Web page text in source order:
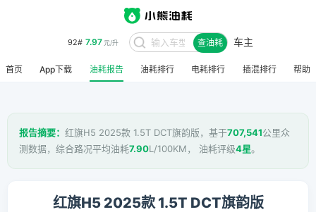
92# 7.97元/升 查油耗 车主
首页 App下载 油耗报告 油耗排行 电耗排行 插混排行 帮助
报告摘要： 红旗H5 2025款 1.5T DCT旗韵版，基于707,541公里众
测数据，综合路况平均油耗7.90L/100KM， 油耗评级4星。
红旗H5 2025款 1.5T DCT旗韵版